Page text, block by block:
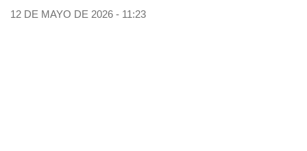
12 DE MAYO DE 2026 - 11:23